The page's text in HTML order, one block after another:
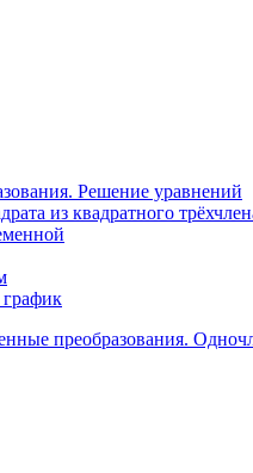
Решение уравнений
из квадратного
преобразования.